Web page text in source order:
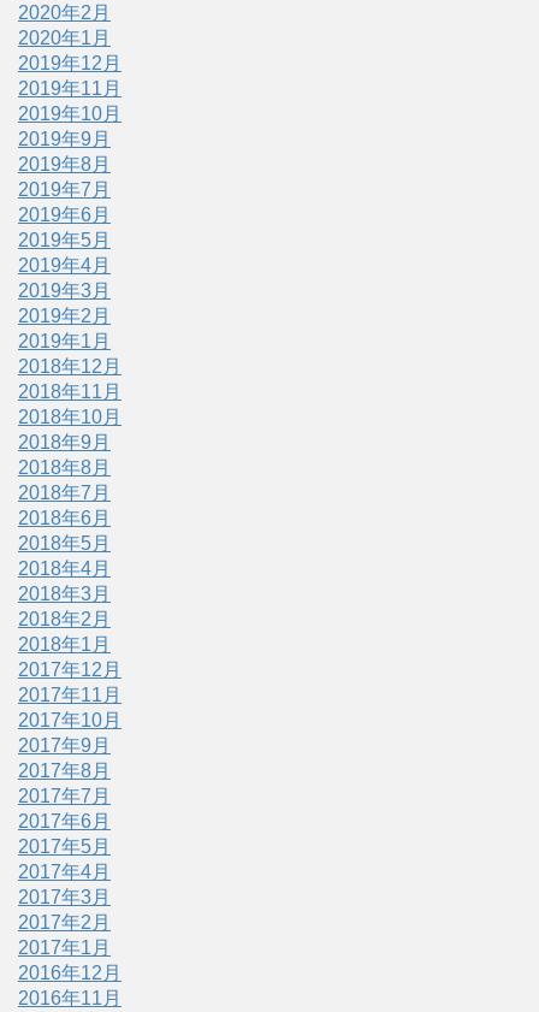
2020年2月
2020年1月
2019年12月
2019年11月
2019年10月
2019年9月
2019年8月
2019年7月
2019年6月
2019年5月
2019年4月
2019年3月
2019年2月
2019年1月
2018年12月
2018年11月
2018年10月
2018年9月
2018年8月
2018年7月
2018年6月
2018年5月
2018年4月
2018年3月
2018年2月
2018年1月
2017年12月
2017年11月
2017年10月
2017年9月
2017年8月
2017年7月
2017年6月
2017年5月
2017年4月
2017年3月
2017年2月
2017年1月
2016年12月
2016年11月